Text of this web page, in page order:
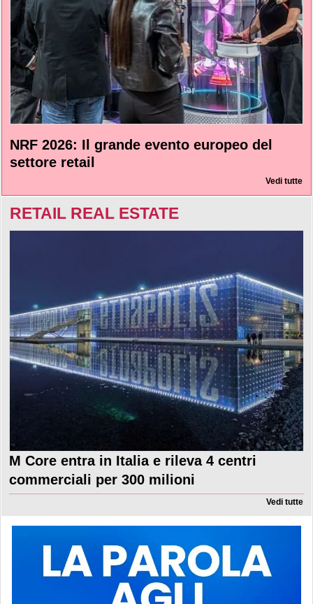
NRF 2026: Il grande evento europeo del
settore retail
Vedi tutte
RETAIL REAL ESTATE
M Core entra in Italia e rileva 4 centri
commerciali per 300 milioni
Vedi tutte